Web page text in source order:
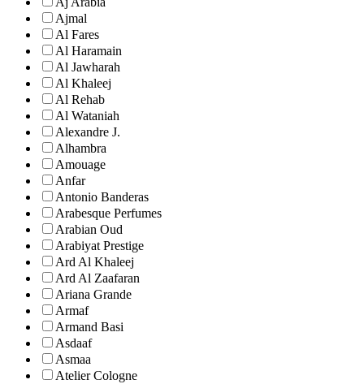
Ajmal
Al Fares
Al Haramain
Al Jawharah
Al Khaleej
Al Rehab
Al Wataniah
Alexandre J.
Alhambra
Amouage
Anfar
Antonio Banderas
Arabesque Perfumes
Arabian Oud
Arabiyat Prestige
Ard Al Khaleej
Ard Al Zaafaran
Ariana Grande
Armaf
Armand Basi
Asdaaf
Asmaa
Atelier Cologne